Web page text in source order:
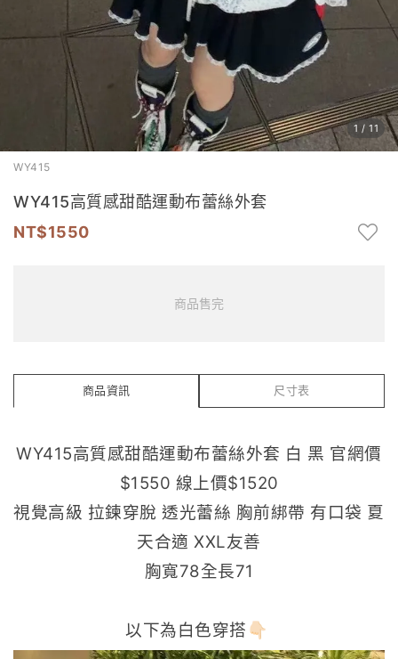
1 / 11
WY415
WY415高質感甜酷運動布蕾絲外套
1550
商品售完
商品資訊 尺寸表
WY415高質感甜酷運動布蕾絲外套 白 黑 官網價
$1550 線上價$1520
視覺高級 拉鍊穿脫 透光蕾絲 胸前綁帶 有口袋 夏
天合適 XXL友善
胸寬78全長71
以下為白色穿搭👇🏻